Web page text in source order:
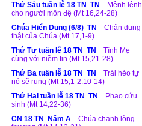
Thứ Sáu tuần lễ 18 TN TN
Mệnh lệnh
cho người môn đệ (Mt 16,24-28)
Chúa Hiển Dung (6/8) TN
Chân dung
thật của Chúa (Mt 17,1-9)
Thứ Tư tuần lễ 18 TN TN
Tình Mẹ
cùng với niềm tin (Mt 15,21-28)
Thứ Ba tuấn lễ 18 TN TN
Trái héo tự
nó sẽ rụng (Mt 15,1-2.10-14)
Thứ Hai tuần lễ 18 TN TN
Phao cứu
sinh (Mt 14,22-36)
CN 18 TN Năm A
Chúa chạnh lòng